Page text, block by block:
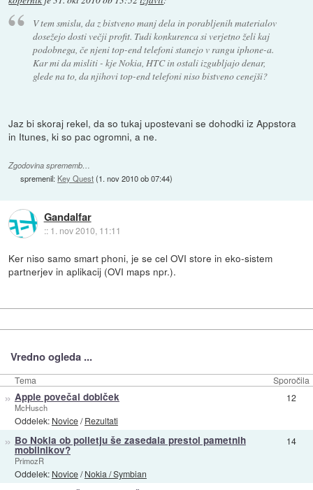
V tem smislu, da z bistveno manj dela in porabljenih materialov
dosežejo dosti večji profit. Tudi konkurenca si verjetno želi kaj
podobnega, če njeni top-end telefoni stanejo v rangu iphone-a.
Kar mi da misliti - kje Nokia, HTC in ostali izgubljajo denar,
glede na to, da njihovi top-end telefoni niso bistveno cenejši?
Jaz bi skoraj rekel, da so tukaj upostevani se dohodki iz Appstora
in Itunes, ki so pac ogromni, a ne.
Zgodovina sprememb…
spremenil: Key Quest(1. nov 2010 ob 07:44)
Gandalfar
:: 1. nov 2010, 11:11
Ker niso samo smart phoni, je se cel OVI store in eko-sistem
partnerjev in aplikacij (OVI maps npr.).
Vredno ogleda ...
Tema Sporočila
» Apple povečal dobiček
McHusch
Oddelek: Novice/Rezultati
12
» Bo Nokia ob polletju še zasedala prestol pametnih
mobilnikov?
PrimozR
Oddelek: Novice/Nokia / Symbian
14